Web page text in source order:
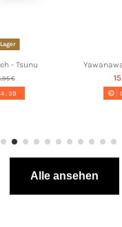
- Tsunu
€
:38
Alle ansehen